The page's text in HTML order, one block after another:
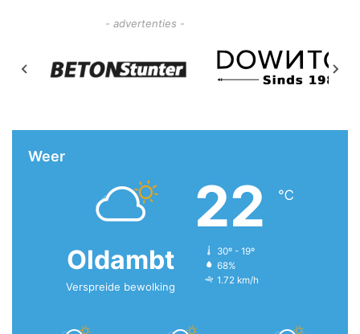
- advertenties -
Weer
Oldambt
Verspreide bewolking
22 ℃
30º - 19º
68%
1.72 km/h